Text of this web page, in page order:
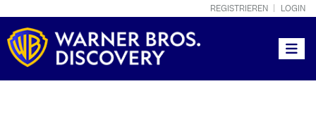
REGISTRIEREN LOGIN